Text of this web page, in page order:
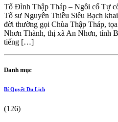
Tổ Đình Thập Tháp – Ngôi cổ Tự
Tổ sư Nguyên Thiều Siêu Bạch
đời thường gọi Chùa Thập Tháp,
Nhơn Thành, thị xã An Nhơn, tỉnh
tiếng […]
Danh mục
Bí Quyết Du Lịch
(126)